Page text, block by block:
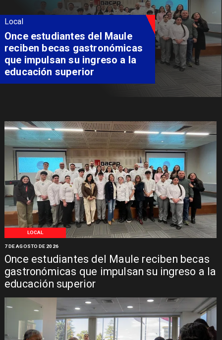
LOCAL
Once estudiantes del Maule reciben becas
gastronómicas que impulsan su ingreso a la
educación superior
7 DE AGOSTO DE 2026
Local
Álvarez-Salamanca lidera la
apuesta regional para
consolidar el Paso Pehuenche
como alternativa a Los
Libertadores